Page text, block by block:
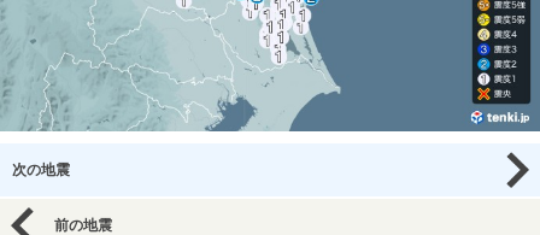
次の地震
前の地震